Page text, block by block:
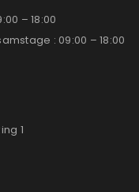
– 18:00
: 09:00 – 18:00
1